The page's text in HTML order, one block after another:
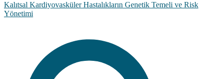
Kalıtsal Kardiyovasküler Hastalıkların Genetik Temeli ve Risk
Yönetimi